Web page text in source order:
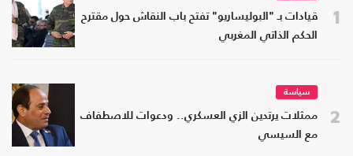
1
قيادات بـ "البوليساريو" تفتح باب النقاش حول مقترح
الحكم الذاتي المغربي
2
سياسة
ممثلات يرتدين الزي العسكري.. ودعوات للاصطفاف
مع السيسي